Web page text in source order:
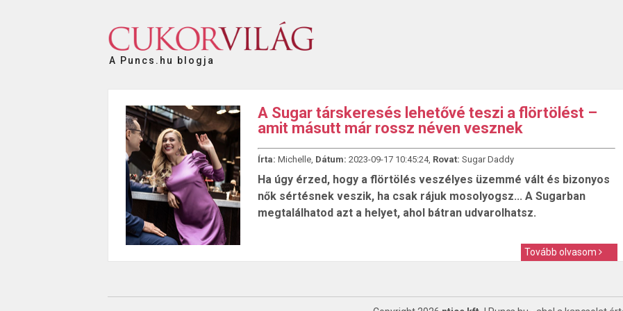
A Puncs.hu blogja
A Sugar társkeresés lehetővé teszi a flörtölést –
amit másutt már rossz néven vesznek
Írta: Michelle, Dátum: 2023-09-17 10:45:24, Rovat: Sugar Daddy
Ha úgy érzed, hogy a flörtölés veszélyes üzemmé vált és bizonyos
nők sértésnek veszik, ha csak rájuk mosolyogsz... A Sugarban
megtalálhatod azt a helyet, ahol bátran udvarolhatsz.
Tovább olvasom